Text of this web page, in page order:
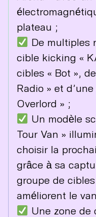
plateau ;
De multiples
cible kicking «
cibles « Bot »,
Radio » et
Overlord » ;
Un modèle
Tour Van »
choisir la
grâce à sa
groupe de
améliorent le
Une zone de